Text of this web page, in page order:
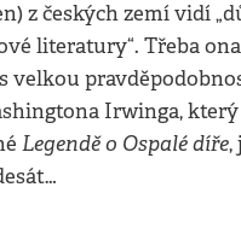
z českých zemí vidí
literatury“. Třeba
velkou
Irwinga,
Legendě o Ospalé díře,